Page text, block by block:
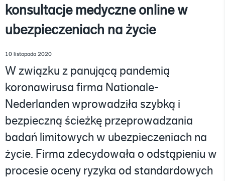
konsultacje medyczne online w
ubezpieczeniach na życie
10 listopada 2020
W związku z panującą pandemią
koronawirusa firma Nationale-
Nederlanden wprowadziła szybką i
bezpieczną ścieżkę przeprowadzania
badań limitowych w ubezpieczeniach na
życie. Firma zdecydowała o odstąpieniu w
procesie oceny ryzyka od standardowych